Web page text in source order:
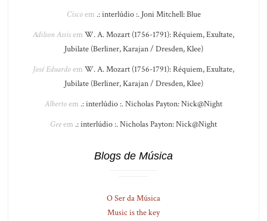
Ciscoem .: interlúdio :. Joni Mitchell: Blue
Adilson Assisem W. A. Mozart (1756-1791): Réquiem, Exultate,
Jubilate (Berliner, Karajan / Dresden, Klee)
José Eduardoem W. A. Mozart (1756-1791): Réquiem, Exultate,
Jubilate (Berliner, Karajan / Dresden, Klee)
Albertoem .: interlúdio :. Nicholas Payton: Nick@Night
Geeem .: interlúdio :. Nicholas Payton: Nick@Night
Blogs de Música
O Ser da Música
Music is the key